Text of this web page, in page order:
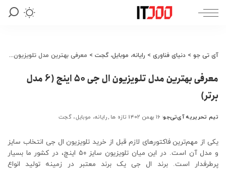
آی تی جو > دنیای فناوری > رایانه، موبایل، گجت > معرفی بهترین مدل تلویزیون ال جی ۵۰ اینچ (6 مدل برتر)
معرفی بهترین مدل تلویزیون ال جی ۵۰ اینچ (6 مدل
برتر)
ارسال
توسط
تیم تحریریه آی‌تی‌جو ۱۶ بهمن ۱۴۰۲ تازه ها رایانه، موبایل، گجت
یکی از مهم‌ترین فاکتورهای لازم قبل از خرید تلویزیون ال جی انتخاب سایز
و مدل آن است. در این میان تلویزیون سایز ۵۰ اینچ، در کشور ما بسیار
پرطرفدار است. برند ال جی یک برند معتبر در زمینه تولید انواع